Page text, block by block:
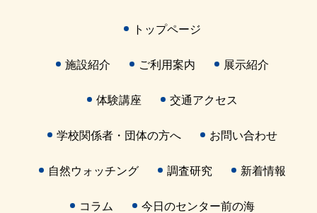
トップページ
施設紹介 ご利用案内 展示紹介
体験講座 交通アクセス
学校関係者・団体の方へ お問い合わせ
自然ウォッチング 調査研究 新着情報
コラム 今日のセンター前の海